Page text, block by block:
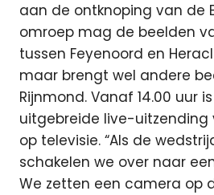
aan de ontknoping van de
omroep mag de beelden
tussen Feyenoord en
maar brengt wel andere
Rijnmond. Vanaf 14.00 uur
uitgebreide live-uitzending
op televisie. “Als de
schakelen we over naar
We zetten een camera op